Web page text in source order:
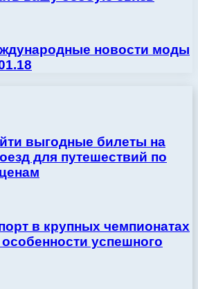
новости моды
выгодные билеты на
для путешествий по
в крупных чемпионатах
особенности успешного